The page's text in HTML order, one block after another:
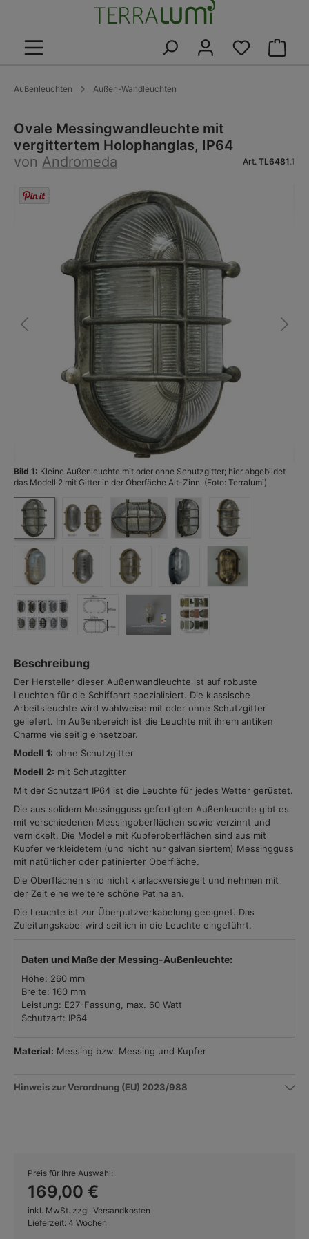
Außenleuchten Außen-Wandleuchten
Ovale Messingwandleuchte mit
vergittertem Holophanglas, IP64
von Andromeda Art. TL6481.1
Bildergalerie überspringen
Bild 1: Kleine Außenleuchte mit oder ohne Schutzgitter; hier abgebildet
das Modell 2 mit Gitter in der Oberfäche Alt-Zinn. (Foto: Terralumi)
Beschreibung
Der Hersteller dieser Außenwandleuchte ist auf robuste
Leuchten für die Schiffahrt spezialisiert. Die klassische
Arbeitsleuchte wird wahlweise mit oder ohne Schutzgitter
geliefert. Im Außenbereich ist die Leuchte mit ihrem antiken
Charme vielseitig einsetzbar.
Modell 1: ohne Schutzgitter
Modell 2: mit Schutzgitter
Mit der Schutzart IP64 ist die Leuchte für jedes Wetter gerüstet.
Die aus solidem Messingguss gefertigten Außenleuchte gibt es
mit verschiedenen Messingoberflächen sowie verzinnt und
vernickelt. Die Modelle mit Kupferoberflächen sind aus mit
Kupfer verkleidetem (und nicht nur galvanisiertem) Messingguss
mit natürlicher oder patinierter Oberfläche.
Die Oberflächen sind nicht klarlackversiegelt und nehmen mit
der Zeit eine weitere schöne Patina an.
Die Leuchte ist zur Überputzverkabelung geeignet. Das
Zuleitungskabel wird seitlich in die Leuchte eingeführt.
Daten und Maße der Messing-Außenleuchte:
Höhe: 260 mm
Breite: 160 mm
Leistung: E27-Fassung, max. 60 Watt
Schutzart: IP64
Material: Messing bzw. Messing und Kupfer
Hinweis zur Verordnung (EU) 2023/988
Preis für Ihre Auswahl:
169,00 €
inkl. MwSt. zzgl. Versandkosten
Lieferzeit: 4 Wochen